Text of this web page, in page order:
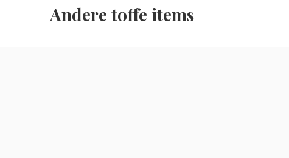
Andere toffe items